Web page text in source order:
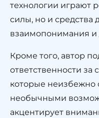
технологии играют
силы, но и средства
взаимопонимания
Кроме того, автор
ответственности за
которые неизбежно
необычными
акцентирует